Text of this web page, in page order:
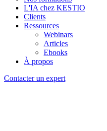
L'IA chez KESTIO
Clients
Ressources
Webinars
Articles
Ebooks
À propos
Contacter un expert